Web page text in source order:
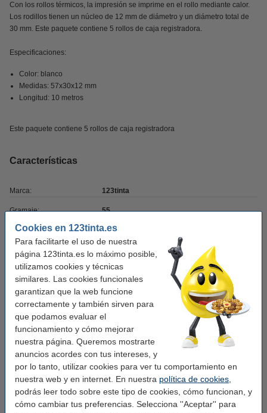
Cookies en 123tinta.es
Para facilitarte el uso de nuestra
página 123tinta.es lo máximo posible,
utilizamos cookies y técnicas
similares. Las cookies funcionales
garantizan que la web funcione
correctamente y también sirven para
que podamos evaluar el
funcionamiento y cómo mejorar
nuestra página. Queremos mostrarte
anuncios acordes con tus intereses, y
por lo tanto, utilizar cookies para ver tu comportamiento en
nuestra web y en internet. En nuestra política de cookies
podrás leer todo sobre este tipo de cookies, cómo funcionan, y
cómo cambiar tus preferencias. Selecciona ''Aceptar'' para
Con los rollos térmicos, la impresión se imprime en el rollo mediante calor.
Los rodillos tienen un núcleo de 12 mm de diámetro y un diámetro total de
30 mm. Este paquete contiene 5 rollos de caja registradora.
Especificaciones:
Color: blanco
Medidas: 57x30x12 mm
Longitud: 10 metros
Este paquete contiene 5 rollos de caja registradora
Características
Marca: 123tinta
Gramaje: 55
Largo rollo: 10 metro
Modelo: térmico
Cantidad: 5
Pack ahorro
123tinta Rollo caja registradora 57x30x12
térmico blanco | Pack 50 uds
34,50 €
123tinta Rollo caja registradora 57x30x12
térmico blanco | Pack 100 uds
63,00 €